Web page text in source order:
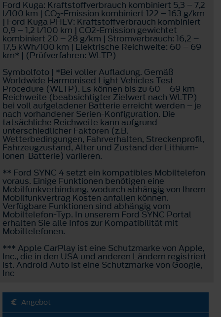
Ford Kuga: Kraftstoffverbrauch kombiniert 5,3 – 7,2
l/100 km | CO2-Emission kombiniert 122 – 163 g/km
| Ford Kuga PHEV: Kraftstoffverbrauch kombiniert
0,9 – 1,2 l/100 km | CO2-Emission gewichtet
kombiniert 20 – 28 g/km | Stromverbrauch: 16,2 –
17,5 kWh/100 km | Elektrische Reichweite: 60 – 69
km* | (Prüfverfahren: WLTP)
Symbolfoto | *Bei voller Aufladung. Gemäß
Worldwide Harmonised Light Vehicles Test
Procedure (WLTP). Es können bis zu 60 – 69 km
Reichweite (beabsichtigter Zielwert nach WLTP)
bei voll aufgeladener Batterie erreicht werden – je
nach vorhandener Serien-Konfiguration. Die
tatsächliche Reichweite kann aufgrund
unterschiedlicher Faktoren (z.B.
Wetterbedingungen, Fahrverhalten, Streckenprofil,
Fahrzeugzustand, Alter und Zustand der Lithium-
Ionen-Batterie) variieren.
** Ford SYNC 4 setzt ein kompatibles Mobiltelefon
voraus. Einige Funktionen benötigen eine
Mobilfunkverbindung, wodurch abhängig von Ihrem
Mobilfunkvertrag Kosten anfallen können.
Verfügbare Funktionen sind abhängig vom
Mobiltelefon-Typ. In unserem Ford SYNC Portal
erhalten Sie alle Infos zur Kompatibilität mit
Mobiltelefonen.
*** Apple CarPlay ist eine Schutzmarke von Apple,
Inc., die in den USA und anderen Ländern registriert
ist. Android Auto ist eine Schutzmarke von Google,
Inc
Angebot